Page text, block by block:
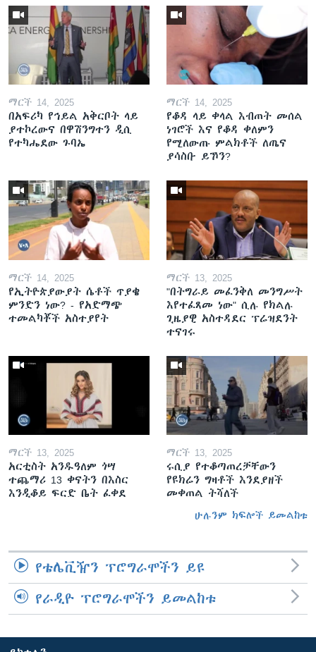
ማርች 14, 2025
በአፍሪካ የኅይል አቅርቦት ላይ
ያተኮረውና በዋሽንግተን ዲሲ
የተካሔደው ጉባኤ
ማርች 14, 2025
የቆዳ ላይ ቀላል እብጠት መሰል
ነገሮች እና የቆዳ ቀለምን
የሚለውጡ ምልክቶች ለጤና
ያሳስቡ ይኾን?
ማርች 14, 2025
የኢትዮጵያውያት ሴቶች ጥያቄ
ምንድን ነው? - የአድማጭ
ተመልካቾች አስተያየት
ማርች 13, 2025
"በትግራይ መፈንቅለ መንግሥት
እየተፈጸመ ነው" ሲሉ የክልሉ
ጊዜያዊ አስተዳደር ፕሬዝደንት
ተናገሩ
ማርች 13, 2025
አርቲስት አንዱዓለም ጎሣ
ተጨማሪ 13 ቀናትን በእስር
እንዲቆይ ፍርድ ቤት ፈቀደ
ማርች 13, 2025
ሩሲያ የተቆጣጠረቻቸውን
የዩክሬን ግዛቶች እንደያዘች
መቀጠል ትሻለች
ሁሉንም ክፍሎች ይመልከቱ
የቴሌቪዥን ፕሮግራሞችን ይዩ
የራዲዮ ፕሮግራሞችን ይመልከቱ